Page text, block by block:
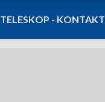
TELESKOP - KONTAKT